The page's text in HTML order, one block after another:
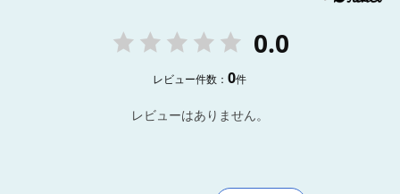
0.0
レビュー件数：0件
レビューはありません。